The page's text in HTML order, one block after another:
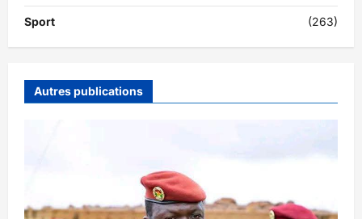
Sport (263)
Autres publications